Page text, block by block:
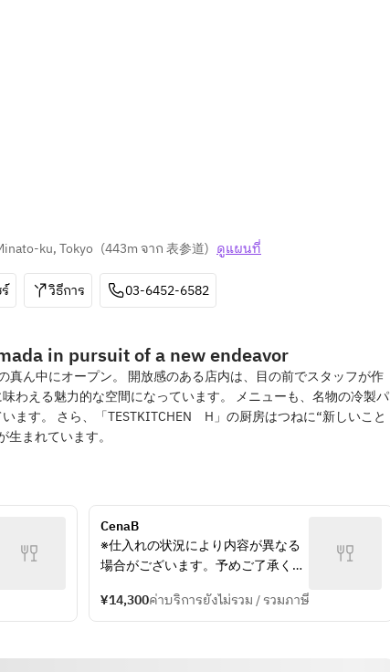
ku, Tokyo (443m จาก 表参道) ดูแผนที่
วิธีการ 03-6452-6582
in pursuit of a new endeavor
真ん中にオープン。 開放感のある店内は、目の前でスタッフが作
わえる魅力的な空間になっています。 メニューも、名物の冷製パ
ます。 さら、「TESTKITCHEN H」の厨房はつねに“新しいこと
メニューが生まれています。
CenaB
※仕入れの状況により内容が異なる
場合がございます。予めご了承くだ
※別途サービス料10%を頂戴してお
ります。
¥14,300ค่าบริการยังไม่รวม / รวมภาษี